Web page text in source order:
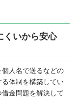
くいから安心
人名で送るなどの
体制を構築してい
金問題を解決して